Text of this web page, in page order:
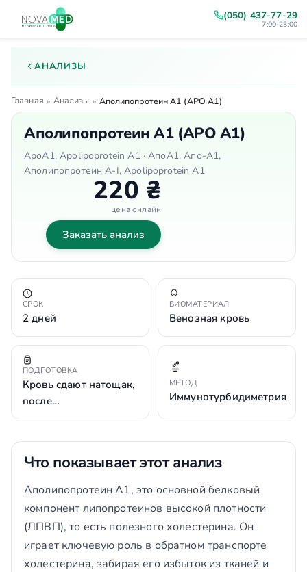
(050) 437-77-29
7:00-23:00
АНАЛИЗЫ
Главная » Анализы » Аполипопротеин А1 (АPO А1)
Аполипопротеин А1 (АPO А1)
ApoA1, Apolipoprotein A1 · АпоА1, Апо-А1,
Аполипопротеин А-I, Apolipoprotein A1
220 ₴
цена онлайн
Заказать анализ
СРОК
2 дней
БИОМАТЕРИАЛ
Венозная кровь
ПОДГОТОВКА
Кровь сдают натощак,
после…
МЕТОД
Иммунотурбидиметрия
Что показывает этот анализ
Аполипопротеин А1, это основной белковый
компонент липопротеинов высокой плотности
(ЛПВП), то есть полезного холестерина. Он
играет ключевую роль в обратном транспорте
холестерина, забирая его избыток из тканей и